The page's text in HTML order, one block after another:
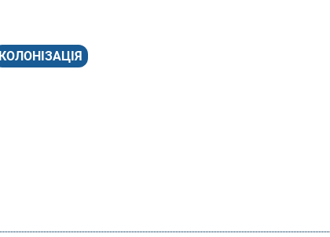
КОЛОНІЗАЦІЯ